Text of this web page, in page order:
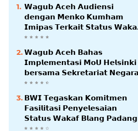
𝗪𝗮𝗴𝘂𝗯 𝗔𝗰𝗲𝗵 𝗔𝘂𝗱𝗶𝗲𝗻𝘀𝗶
𝗱𝗲𝗻𝗴𝗮𝗻 𝗠𝗲𝗻𝗸𝗼 𝗞𝘂𝗺𝗵𝗮𝗺
𝗜𝗺𝗶𝗽𝗮𝘀 𝗧𝗲𝗿𝗸𝗮𝗶𝘁 𝗦𝘁𝗮𝘁𝘂𝘀
𝗕𝗹𝗮𝗻𝗴𝗽𝗮𝗱𝗮𝗻𝗴
𝗪𝗮𝗴𝘂𝗯 𝗔𝗰𝗲𝗵 𝗕𝗮𝗵𝗮𝘀
𝗜𝗺𝗽𝗹𝗲𝗺𝗲𝗻𝘁𝗮𝘀𝗶 𝗠𝗼𝗨 𝗛𝗲𝗹𝘀𝗶𝗻𝗸𝗶
𝗯𝗲𝗿𝘀𝗮𝗺𝗮 𝗦𝗲𝗸𝗿𝗲𝘁𝗮𝗿𝗶𝗮𝘁 𝗡𝗲𝗴𝗮𝗿𝗮
𝗕𝗪𝗜 𝗧𝗲𝗴𝗮𝘀𝗸𝗮𝗻 𝗞𝗼𝗺𝗶𝘁𝗺𝗲𝗻
𝗙𝗮𝘀𝗶𝗹𝗶𝘁𝗮𝘀𝗶 𝗣𝗲𝗻𝘆𝗲𝗹𝗲𝘀𝗮𝗶𝗮𝗻
𝗦𝘁𝗮𝘁𝘂𝘀 𝗪𝗮𝗸𝗮𝗳 𝗕𝗹𝗮𝗻𝗴 𝗣𝗮𝗱𝗮𝗻𝗴